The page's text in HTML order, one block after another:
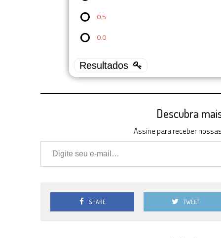
0.5
0.0
Descubra
Assine para receber
Digite seu e-mail…
SHARE TWEET